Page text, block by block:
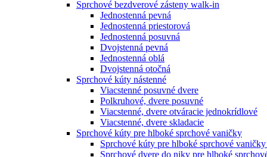
Sprchové bezdverové zásteny walk-in
Jednostenná pevná
Jednostenná priestorová
Jednostenná posuvná
Dvojstenná pevná
Jednostenná oblá
Dvojstenná otočná
Sprchové kúty nástenné
Viacstenné posuvné dvere
Polkruhové, dvere posuvné
Viacstenné, dvere otváracie jednokrídlové
Viacstenné, dvere skladacie
Sprchové kúty pre hlboké sprchové vaničky
Sprchové kúty pre hlboké sprchové
Sprchové dvere do niky pre hlboké